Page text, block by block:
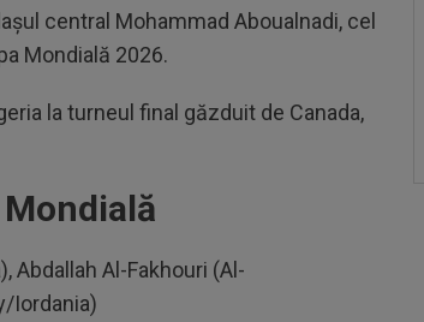
central Mohammad Aboualnadi, cel
Mondială 2026.
la turneul final găzduit de Canada,
Abdallah Al-Fakhouri (Al-
Iordania)